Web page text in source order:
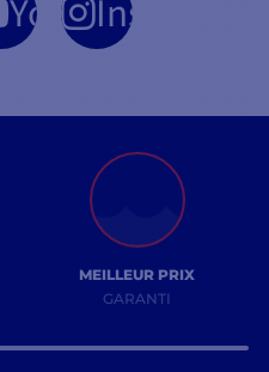
YouTubeInstagram
MEILLEUR PRIX
GARANTI